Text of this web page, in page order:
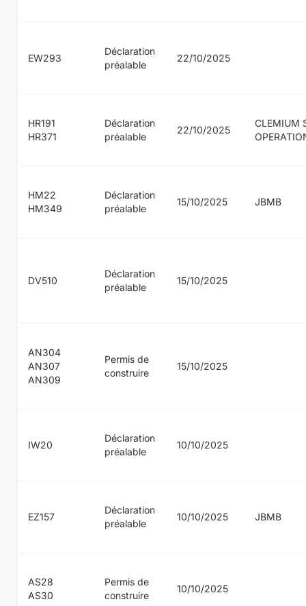
EW293
Déclaration
préalable
22/10/2025
HR191
HR371
Déclaration
préalable
22/10/2025
CLEMIUM
HM22
HM349
Déclaration
préalable
15/10/2025 JBMB
DV510
Déclaration
préalable
15/10/2025
AN304
AN307
AN309
Permis de
construire
15/10/2025
IW20
Déclaration
préalable
10/10/2025
EZ157
Déclaration
préalable
10/10/2025 JBMB
AS28
AS30
Permis de
construire
10/10/2025